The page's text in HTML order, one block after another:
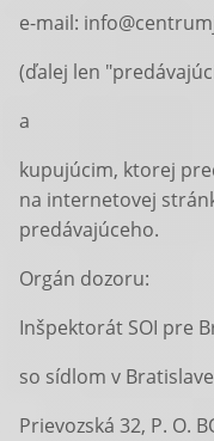
e-mail:
(ďalej len
a
kupujúcim, ktorej
na internetovej
predávajúceho.
Orgán dozoru:
Inšpektorát SOI pre
so sídlom v Bratislave
Prievozská 32, P. O.